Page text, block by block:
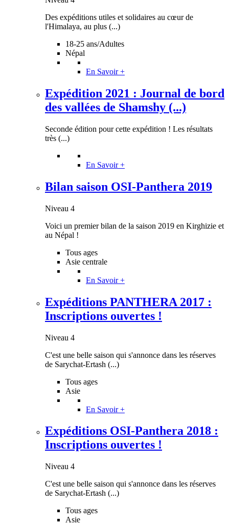
Des expéditions utiles et solidaires au cœur de
l'Himalaya, au plus (...)
18-25 ans/Adultes
Népal
En Savoir +
Expédition 2021 : Journal de bord
des vallées de Shamshy (...)
Seconde édition pour cette expédition ! Les résultats
très (...)
En Savoir +
Bilan saison OSI-Panthera 2019
Niveau 4
Voici un premier bilan de la saison 2019 en Kirghizie et
au Népal !
Tous ages
Asie centrale
En Savoir +
Expéditions PANTHERA 2017 :
Inscriptions ouvertes !
Niveau 4
C'est une belle saison qui s'annonce dans les réserves
de Sarychat-Ertash (...)
Tous ages
Asie
En Savoir +
Expéditions OSI-Panthera 2018 :
Inscriptions ouvertes !
Niveau 4
C'est une belle saison qui s'annonce dans les réserves
de Sarychat-Ertash (...)
Tous ages
Asie